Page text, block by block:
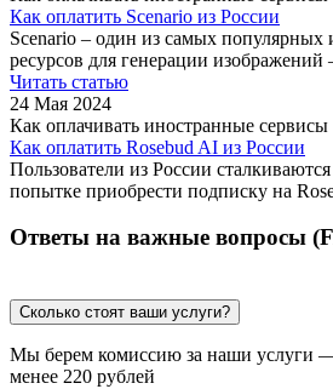
Как оплатить Scenario из России
Scenario – один из самых популярных
ресурсов для генерации изображений
Читать статью
24 Мая 2024
Как оплачивать иностранные сервисы
Как оплатить Rosebud AI из России
Пользователи из России
попытке приобрести подписку на
Ответы на важные вопросы
Сколько стоят ваши услуги?
Мы берем комиссию за наши услуги
менее 220 рублей